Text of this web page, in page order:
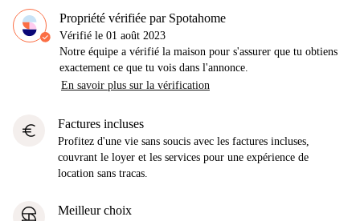
Propriété vérifiée par Spotahome
Vérifié le 01 août 2023
Notre équipe a vérifié la maison pour s'assurer que tu obtiens
exactement ce que tu vois dans l'annonce.
En savoir plus sur la vérification
euro Factures incluses
Profitez d'une vie sans soucis avec les factures incluses,
couvrant le loyer et les services pour une expérience de
location sans tracas.
Meilleur choix